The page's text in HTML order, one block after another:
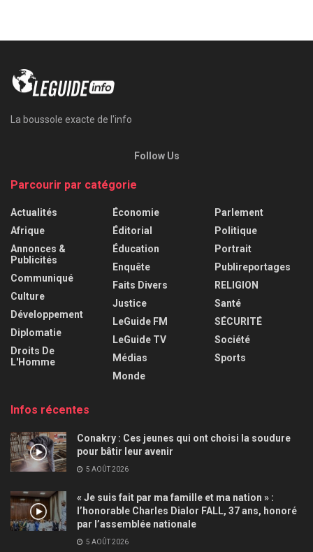
La boussole exacte de l'info
Follow Us
Parcourir par catégorie
Actualités
Afrique
Annonces &
Publicités
Communiqué
Culture
Développement
Diplomatie
Droits De
L'Homme
Économie
Éditorial
Éducation
Enquête
Faits Divers
Justice
LeGuide FM
LeGuide TV
Médias
Monde
Parlement
Politique
Portrait
Publireportages
RELIGION
Santé
SÉCURITÉ
Société
Sports
Infos récentes
Conakry : Ces jeunes qui ont choisi la soudure
pour bâtir leur avenir
5 AOÛT 2026
« Je suis fait par ma famille et ma nation » :
l’honorable Charles Dialor FALL, 37 ans, honoré
par l’assemblée nationale
5 AOÛT 2026